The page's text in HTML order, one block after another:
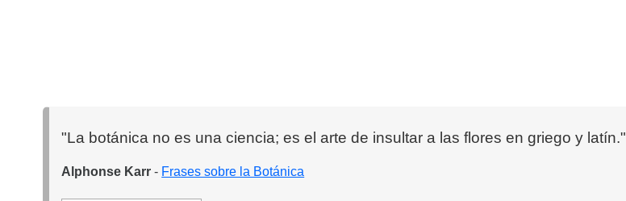
"La botánica no es una ciencia; es el arte de insultar a las flores en griego y latín."
Alphonse Karr - Frases sobre la Botánica